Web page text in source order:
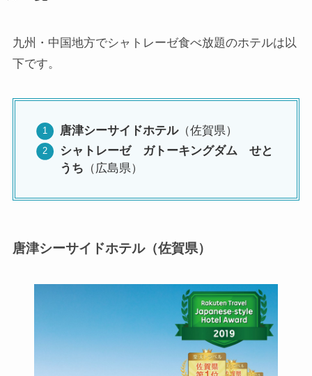
九州・中国地方でシャトレーゼ食べ放題のホテルは以
下です。
唐津シーサイドホテル（佐賀県）
シャトレーゼ ガトーキングダム せと
うち （広島県）
唐津シーサイドホテル（佐賀県）